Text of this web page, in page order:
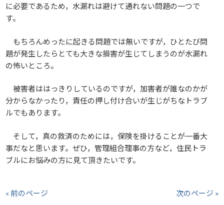
に必要であるため，水漏れは避けて通れない問題の一つで
す。
もちろんめったに起きる問題では無いですが，ひとたび問
題が発生したらとても大きな損害が生じてしまうのが水漏れ
の怖いところ。
被害者ははっきりしているのですが，加害者が誰なのかが
分からなかったり，責任の押し付け合いが生じがちなトラブ
ルでもあります。
そして，真の救済のためには，保険を掛けることが一番大
事だなと思います。ぜひ，管理組合理事の方など，住民トラ
ブルにお悩みの方に見て頂きたいです。
« 前のページ 次のページ »